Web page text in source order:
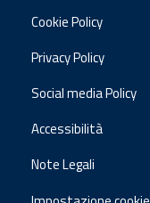
Cookie Policy
Privacy Policy
Social media Policy
Accessibilità
Note Legali